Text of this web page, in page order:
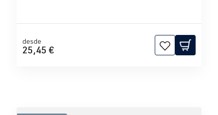
desde
25,45 €